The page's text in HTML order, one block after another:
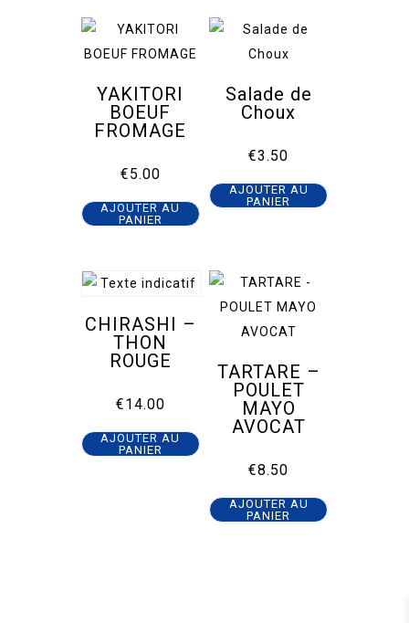
YAKITORI
BOEUF
FROMAGE
€5.00
AJOUTER AU
PANIER
Salade de
Choux
€3.50
AJOUTER AU
PANIER
CHIRASHI –
THON
ROUGE
€14.00
AJOUTER AU
PANIER
TARTARE –
POULET
MAYO
AVOCAT
€8.50
AJOUTER AU
PANIER